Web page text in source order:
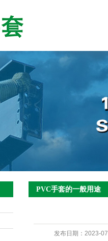
PVC手套的一般用途
发布日期： 2023-